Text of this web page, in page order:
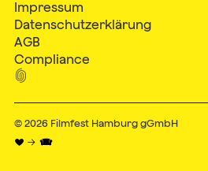
Impressum
Datenschutzerklärung
AGB
Compliance

© 2026 Filmfest Hamburg gGmbH
♥ → 